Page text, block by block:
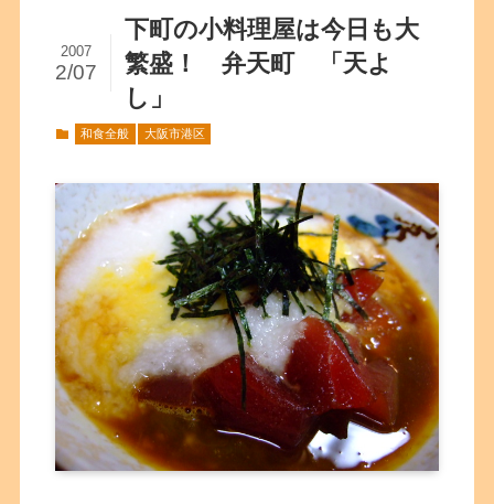
下町の小料理屋は今日も大
繁盛！ 弁天町 「天よ
し」
2007
2/07
和食全般 大阪市港区